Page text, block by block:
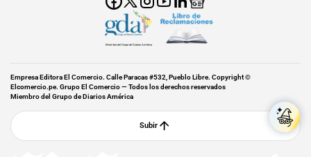
Miembro del Grupo de Diarios América
Empresa Editora El Comercio. Calle Paracas #532, Pueblo Libre. Copyright ©
Elcomercio.pe. Grupo El Comercio — Todos los derechos reservados
Miembro del Grupo de Diarios América
Subir